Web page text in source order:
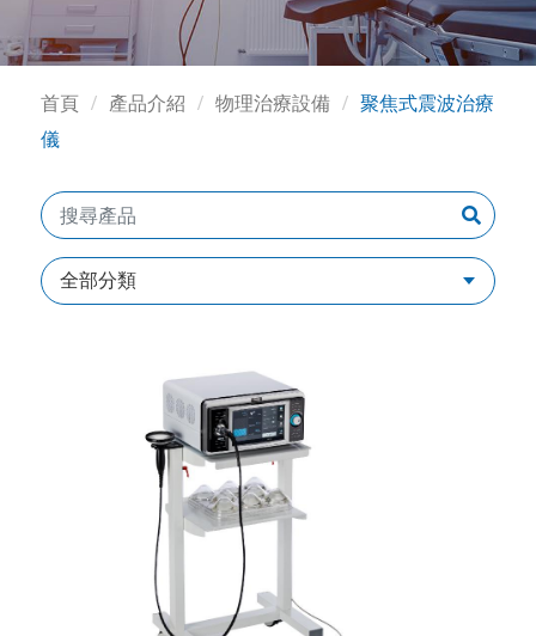
首頁 產品介紹 物理治療設備
聚焦式震波治療
儀
全部分類